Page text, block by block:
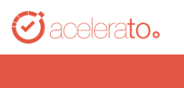
Skip
main